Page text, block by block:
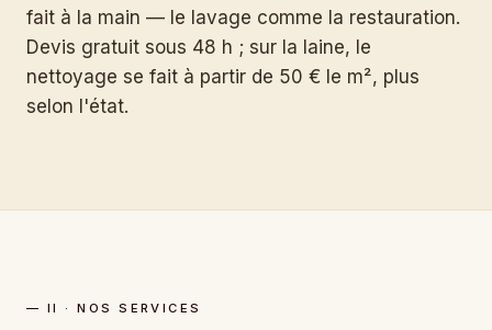
fait à la main — le lavage comme la restauration.
Devis gratuit sous 48 h ; sur la laine, le
nettoyage se fait à partir de 50 € le m², plus
selon l'état.
— II · NOS SERVICES